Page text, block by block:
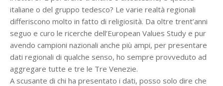
italiane o del gruppo tedesco? Le varie realtà regionali
differiscono molto in fatto di religiosità. Da oltre trent’anni
seguo e curo le ricerche dell’European Values Study e pur
avendo campioni nazionali anche più ampi, per presentare
dati regionali di qualche senso, ho sempre provveduto ad
aggregare tutte e tre le Tre Venezie.
A scusante di chi ha presentato i dati, posso solo dire che